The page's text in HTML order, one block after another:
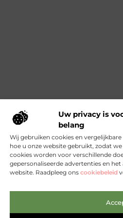
Uw privacy is
belang
Wij gebruiken cookies en
hoe u onze website gebruikt, zodat
cookies worden voor verschillende
gepersonaliseerde advertenties en
website. Raadpleeg ons cookiebeleid